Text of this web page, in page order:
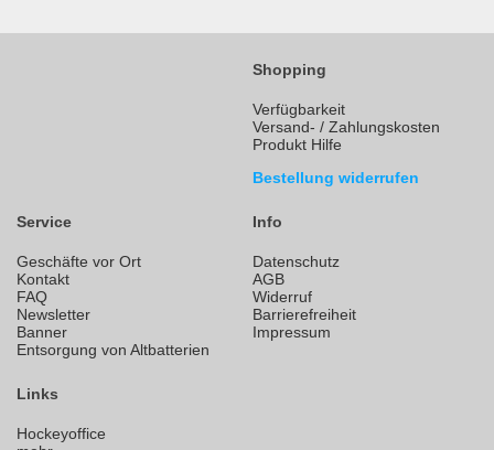
Shopping
Verfügbarkeit
Versand- / Zahlungskosten
Produkt Hilfe
Bestellung widerrufen
Service
Geschäfte vor Ort
Kontakt
FAQ
Newsletter
Banner
Entsorgung von Altbatterien
Info
Datenschutz
AGB
Widerruf
Barrierefreiheit
Impressum
Links
Hockeyoffice